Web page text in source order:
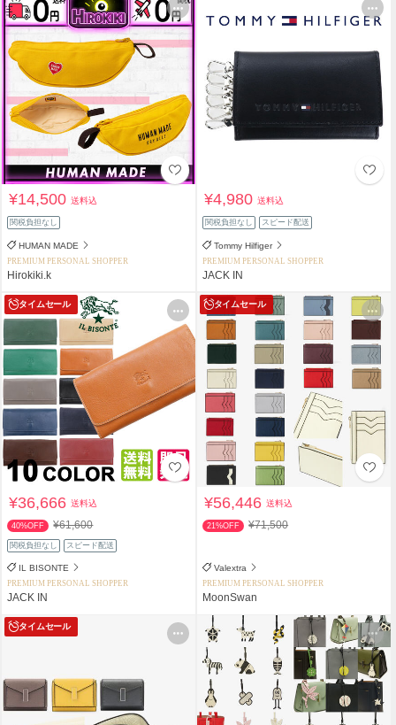
¥14,500送料込
関税負担なし
HUMAN MADE
PREMIUM PERSONAL SHOPPER
Hirokiki.k
¥4,980送料込
関税負担なし スピード配送
Tommy Hilfiger
PREMIUM PERSONAL SHOPPER
JACK IN
タイムセール
¥36,666送料込
40%OFF ¥61,600
関税負担なし スピード配送
IL BISONTE
PREMIUM PERSONAL SHOPPER
JACK IN
タイムセール
¥56,446送料込
21%OFF ¥71,500
Valextra
PREMIUM PERSONAL SHOPPER
MoonSwan
タイムセール